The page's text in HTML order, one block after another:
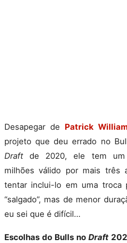
Desapegar de Patrick
projeto que deu errado no
Draft de 2020, ele tem um
milhões válido por mais três
tentar inclui-lo em uma troca
“salgado”, mas de menor
eu sei que é difícil…
Escolhas do Bulls no Draft